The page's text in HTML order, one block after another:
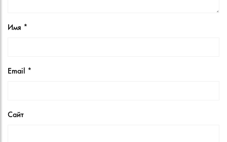
Имя *
Email *
Сайт